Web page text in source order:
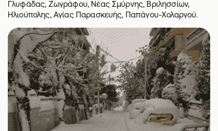
Γλυφάδας, Ζωγράφου, Νέας Σμύρνης, Βριλησσίων,
Ηλιούπολης, Αγίας Παρασκευής, Παπάγου-Χολαργού.